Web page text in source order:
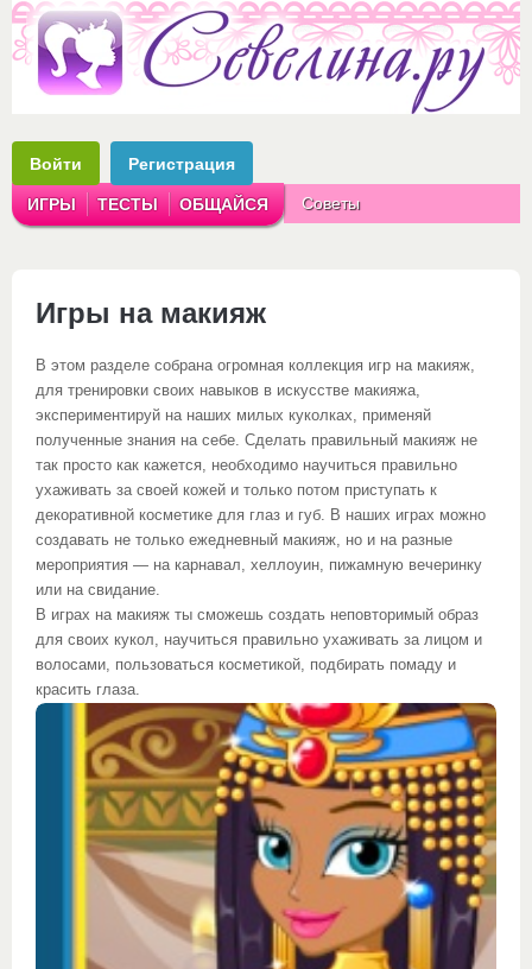
Войти Регистрация
ИГРЫ ТЕСТЫ ОБЩАЙСЯ Советы
Игры на макияж
В этом разделе собрана огромная коллекция игр на макияж,
для тренировки своих навыков в искусстве макияжа,
экспериментируй на наших милых куколках, применяй
полученные знания на себе. Сделать правильный макияж не
так просто как кажется, необходимо научиться правильно
ухаживать за своей кожей и только потом приступать к
декоративной косметике для глаз и губ. В наших играх можно
создавать не только ежедневный макияж, но и на разные
мероприятия — на карнавал, хеллоуин, пижамную вечеринку
или на свидание.
В играх на макияж ты сможешь создать неповторимый образ
для своих кукол, научиться правильно ухаживать за лицом и
волосами, пользоваться косметикой, подбирать помаду и
красить глаза.